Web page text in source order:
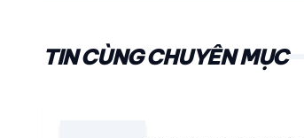
TIN CÙNG CHUYÊN MỤC